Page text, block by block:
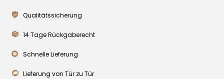
Qualitätssicherung
14 Tage Rückgaberecht
Schnelle Lieferung
Lieferung von Tür zu Tür